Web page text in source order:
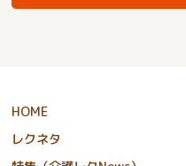
HOME
レクネタ